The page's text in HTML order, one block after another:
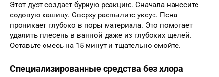
Этот дуэт создает бурную реакцию. Сначала нанесите
содовую кашицу. Сверху распылите уксус. Пена
проникает глубоко в поры материала. Это помогает
удалить плесень в ванной даже из глубоких щелей.
Оставьте смесь на 15 минут и тщательно смойте.
Специализированные средства без хлора